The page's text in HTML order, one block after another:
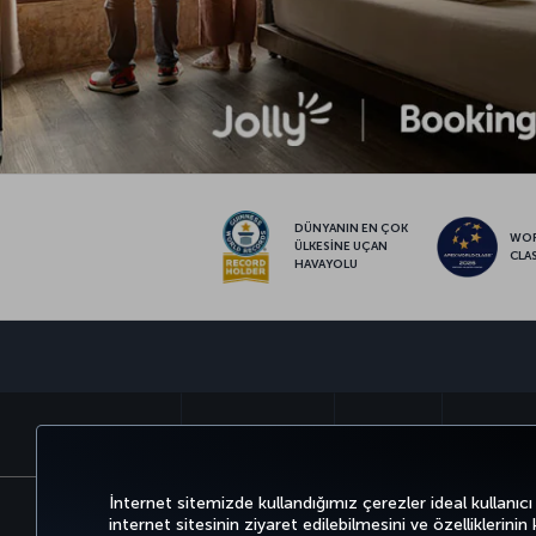
İnternet sitemizde kullandığımız çerezler ideal
internet sitesinin ziyaret edilebilmesini ve özelliklerinin
DÜNYANIN EN ÇOK
ÜLKESİNE UÇAN
HAVAYOLU
Bilgi Toplumu Hizmetleri Erişilebilirlik